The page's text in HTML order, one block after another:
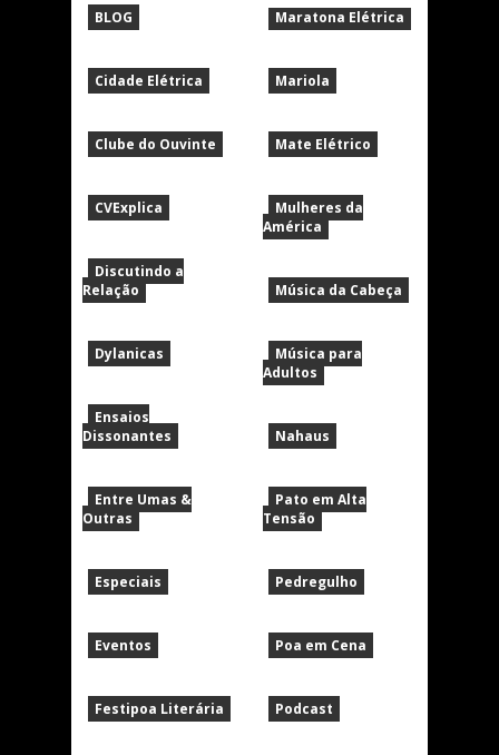
BLOG
Cidade Elétrica
Clube do Ouvinte
CVExplica
Discutindo a
Relação
Dylanicas
Ensaios
Dissonantes
Entre Umas &
Outras
Especiais
Eventos
Festipoa Literária
Maratona Elétrica
Mariola
Mate Elétrico
Mulheres da
América
Música da Cabeça
Música para
Adultos
Nahaus
Pato em Alta
Tensão
Pedregulho
Poa em Cena
Podcast